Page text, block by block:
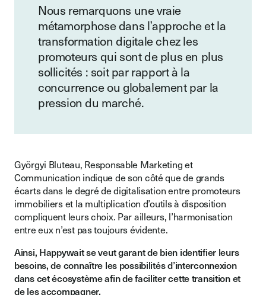
Nous remarquons une vraie
métamorphose dans l’approche et la
transformation digitale chez les
promoteurs qui sont de plus en plus
sollicités : soit par rapport à la
concurrence ou globalement par la
pression du marché.
Györgyi Bluteau, Responsable Marketing et
Communication indique de son côté que de grands
écarts dans le degré de digitalisation entre promoteurs
immobiliers et la multiplication d’outils à disposition
compliquent leurs choix. Par ailleurs, l’harmonisation
entre eux n’est pas toujours évidente.
Ainsi, Happywait se veut garant de bien identifier leurs
besoins, de connaître les possibilités d’interconnexion
dans cet écosystème afin de faciliter cette transition et
de les accompagner.